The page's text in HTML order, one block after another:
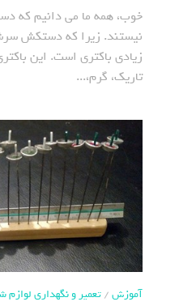
خوب، همه ما می دانیم که
نیستند. زیرا که دستکش
زیادی باکتری است. این
تاریک، گرم،...
آموزش/تعمیر و نگهداری لوازم